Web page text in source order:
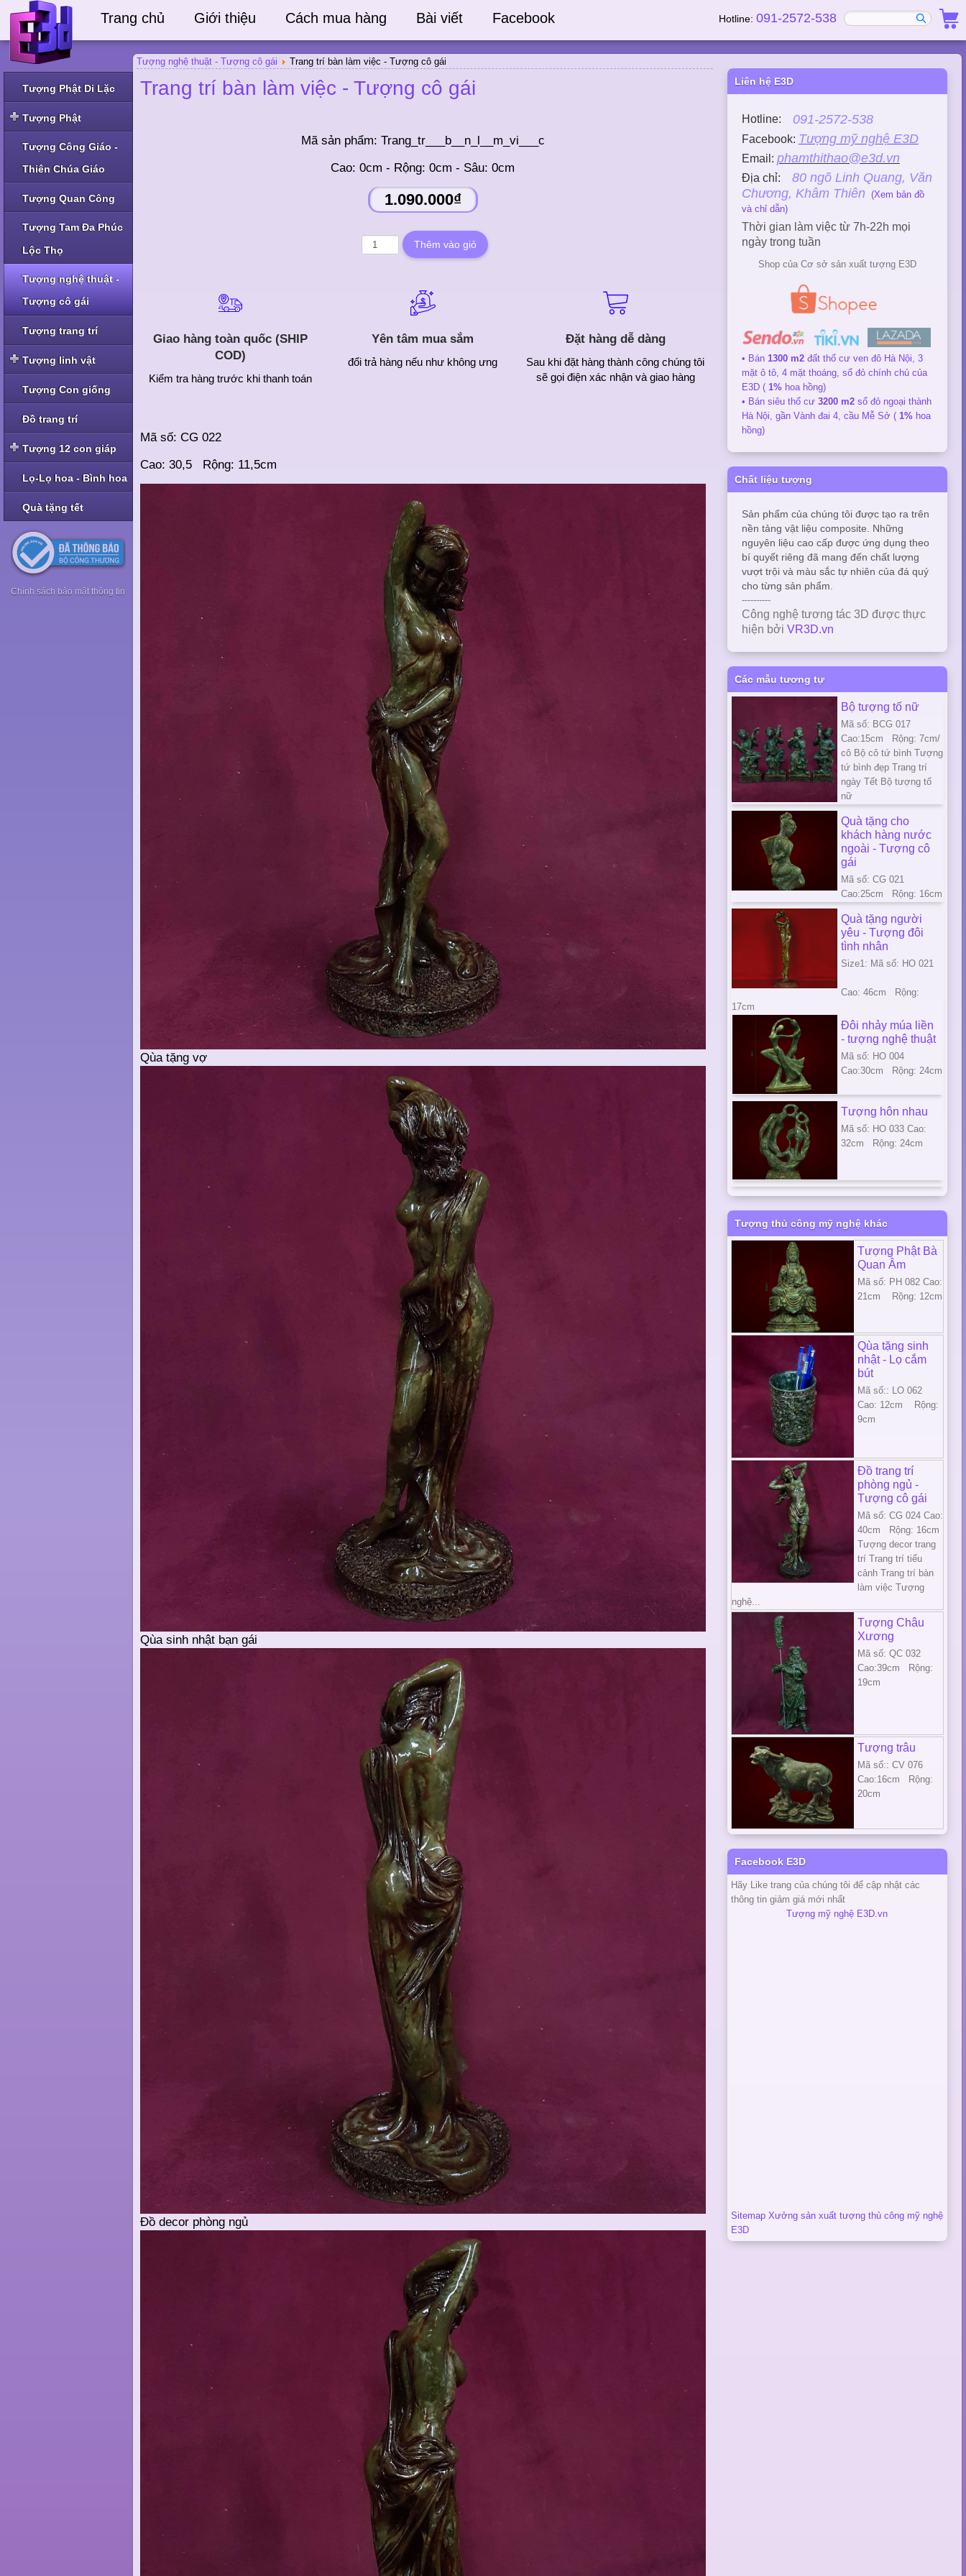
Trang chủ Giới thiệu Cách mua hàng Bài viết Facebook Hotline: 091-2572-538
Tượng nghệ thuật - Tượng cô gái Trang trí bàn làm việc - Tượng cô gái
Trang trí bàn làm việc - Tượng cô gái
Mã sản phẩm: Trang_tr___b__n_l__m_vi___c
Cao: 0cm - Rộng: 0cm - Sâu: 0cm
1.090.000₫
Giao hàng toàn quốc (SHIP
COD)
Kiểm tra hàng trước khi thanh toán
Yên tâm mua sắm
đổi trả hàng nếu như không ưng
Đặt hàng dễ dàng
Sau khi đặt hàng thành công chúng tôi
sẽ gọi điện xác nhận và giao hàng
Mã số: CG 022
Cao: 30,5 Rộng: 11,5cm
Qùa tặng vợ
Qùa sinh nhật bạn gái
Đồ decor phòng ngủ
Liên hệ E3D
Hotline: 091-2572-538
Facebook: Tượng mỹ nghệ E3D
Email: phamthithao@e3d.vn
Địa chỉ: 80 ngõ Linh Quang, Văn
Chương, Khâm Thiên (Xem bản đồ
và chỉ dẫn)
Thời gian làm việc từ 7h-22h mọi
ngày trong tuần
Shop của Cơ sở sản xuất tượng E3D
• Bán 1300 m2đất thổ cư ven đô Hà Nội, 3
mặt ô tô, 4 mặt thoáng, sổ đỏ chính chủ của
E3D ( 1%hoa hồng)
• Bán siêu thổ cư 3200 m2sổ đỏ ngoại thành
Hà Nội, gần Vành đai 4, cầu Mễ Sở ( 1%hoa
hồng)
Chất liệu tượng
Sản phẩm của chúng tôi được tạo ra trên
nền tảng vật liệu composite. Những
nguyên liệu cao cấp được ứng dụng theo
bí quyết riêng đã mang đến chất lượng
vượt trội và màu sắc tự nhiên của đá quý
cho từng sản phẩm.
----------
Công nghệ tương tác 3D được thực
hiện bởi VR3D.vn
Các mẫu tương tự
Bộ tượng tố nữ
Mã số: BCG 017
Cao:15cm Rộng: 7cm/
cô Bộ cô tứ bình Tượng
tứ bình đẹp Trang trí
ngày Tết Bộ tượng tố
nữ
Quà tặng cho
khách hàng nước
ngoài - Tượng cô
gái
Mã số: CG 021
Cao:25cm Rộng: 16cm
Quà tặng người
yêu - Tượng đôi
tình nhân
Size1: Mã số: HO 021
Cao: 46cm Rộng:
17cm
Đôi nhảy múa liền
- tượng nghệ thuật
Mã số: HO 004
Cao:30cm Rộng: 24cm
Tượng hôn nhau
Mã số: HO 033 Cao:
32cm Rộng: 24cm
Tượng thủ công mỹ nghệ khác
Tượng Phật Bà
Quan Âm
Mã số: PH 082 Cao:
21cm Rộng: 12cm
Qùa tặng sinh
nhật - Lọ cắm
bút
Mã số:: LO 062
Cao: 12cm Rộng:
9cm
Đồ trang trí
phòng ngủ -
Tượng cô gái
Mã số: CG 024 Cao:
40cm Rộng: 16cm
Tượng decor trang
trí Trang trí tiểu
cảnh Trang trí bàn
làm việc Tượng
nghệ...
Tượng Châu
Xương
Mã số: QC 032
Cao:39cm Rộng:
19cm
Tượng trâu
Mã số:: CV 076
Cao:16cm Rộng:
20cm
Facebook E3D
Hãy Like trang của chúng tôi để cập nhật các
thông tin giảm giá mới nhất
Tượng mỹ nghệ E3D.vn
Sitemap Xưởng sản xuất tượng thủ công mỹ nghệ
E3D
Tượng Phật Di Lặc
Tượng Phật
Tượng Phật Thích Ca
và Phật A Di Đà
Tượng Phật Bà Quan
Tượng Công Giáo -
Thiên Chúa Giáo
Tượng Quan Công
Tượng Tam Đa Phúc
Lộc Thọ
Tượng nghệ thuật -
Tượng cô gái
Tượng trang trí
Tượng linh vật
Tượng linh vật Nghê -
Tỳ Hưu
Tượng linh vật Rồng
Thiềm Thừ
Tượng Con giống
Đồ trang trí
Tượng 12 con giáp
Tượng bộ Giáp bé
Tượng bộ Giáp nhỡ
Tượng bộ Giáp to
Tượng bộ Giáp hoa
Lọ-Lọ hoa - Bình hoa
Quà tặng tết
Chính sách bảo mật thông tin